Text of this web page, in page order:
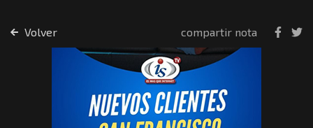
Volver compartir nota